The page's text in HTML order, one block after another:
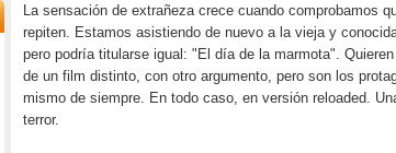
La sensación de extrañeza crece cuando comprobamos
repiten. Estamos asistiendo de nuevo a la vieja y
pero podría titularse igual: "El día de la marmota".
de un film distinto, con otro argumento, pero son los
mismo de siempre. En todo caso, en versión reloaded.
terror.